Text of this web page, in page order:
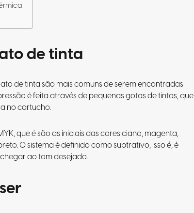
de tinta
de tinta são mais comuns de serem encontradas
é feita através de pequenas gotas de tintas, que
no cartucho.
que é são as iniciais das cores ciano, magenta,
O sistema é definido como subtrativo, isso é, é
ao tom desejado.